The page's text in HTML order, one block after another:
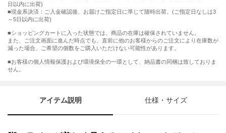
日以内に出荷)
■現金系決済：ご入金確認後、お届けご指定日に準じて随時出荷。(ご指定日なしは3
～5日以内に出荷)
■ショッピングカートに入った状態では、商品の在庫は確保されていません。
また、ご注文画面に進んだ時点でも、直前に他のお客様からのご注文により在庫数が
減った場合、ご希望の個数をご購入いただけない可能性があります。
■お客様の個人情報保護および環境保全の一環として、納品書の同梱は致しておりま
せん。
アイテム説明 仕様・サイズ